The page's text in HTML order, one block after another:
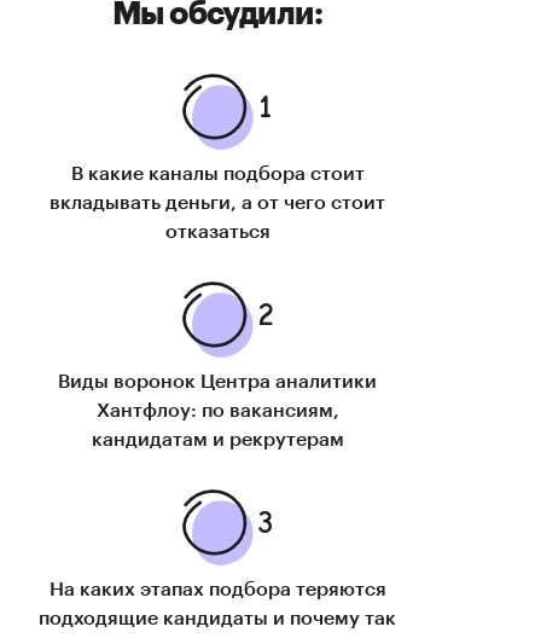
Мы обсудили:
В какие каналы подбора стоит
вкладывать деньги, а от чего стоит
отказаться
Виды воронок Центра аналитики
Хантфлоу: по вакансиям,
кандидатам и рекрутерам
На каких этапах подбора теряются
подходящие кандидаты и почему так